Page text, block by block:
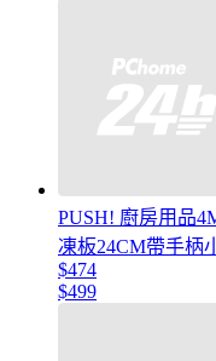
PUSH! 廚房用品
凍板24CM帶手柄
$474
$499